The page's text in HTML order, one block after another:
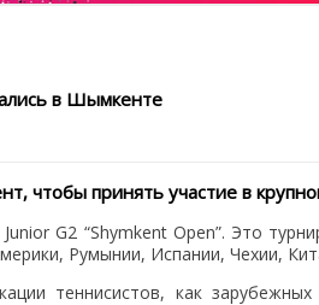
в Шымкенте
чтобы принять участие в
G2 “Shymkent Open”. Это
Румынии, Испании, Чехии,
теннисистов, как зарубежных